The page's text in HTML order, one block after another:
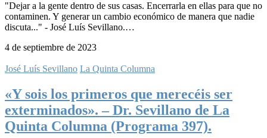
"Dejar a la gente dentro de sus casas. Encerrarla en ellas para que no
contaminen. Y generar un cambio económico de manera que nadie
discuta..." - José Luís Sevillano.…
4 de septiembre de 2023
José Luís Sevillano La Quinta Columna
«Y sois los primeros que merecéis ser
exterminados». – Dr. Sevillano de La
Quinta Columna (Programa 397).